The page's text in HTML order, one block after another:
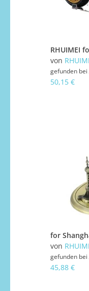
von
gefunden bei
50,15 €
von
gefunden bei
45,88 €